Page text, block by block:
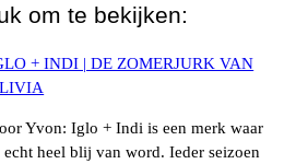
om te bekijken:
+ INDI | DE ZOMERJURK VAN
Yvon: Iglo + Indi is een merk waar
heel blij van word. Ieder seizoen